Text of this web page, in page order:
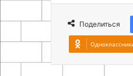
Поделиться